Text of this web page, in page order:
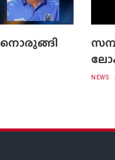
NEWS